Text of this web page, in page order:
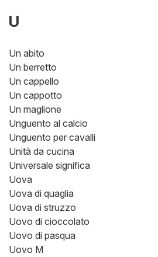
U
Un abito
Un berretto
Un cappello
Un cappotto
Un maglione
Unguento al calcio
Unguento per cavalli
Unità da cucina
Universale significa
Uova
Uova di quaglia
Uova di struzzo
Uovo di cioccolato
Uovo di pasqua
Uovo M